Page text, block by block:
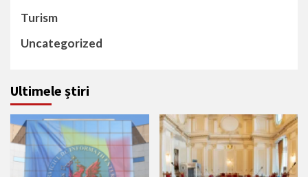
Turism
Uncategorized
Ultimele știri